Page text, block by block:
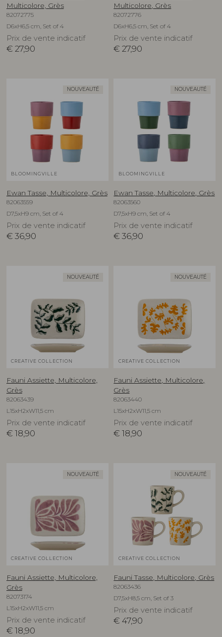
Multicolore, Grès
82072775
D6xH6,5 cm, Set of 4
Prix de vente indicatif
€ 27,90
Multicolore, Grès
82072776
D6xH6,5 cm, Set of 4
Prix de vente indicatif
€ 27,90
NOUVEAUTÉ
BLOOMINGVILLE
Ewan Tasse, Multicolore, Grès
82063559
D7,5xH9 cm, Set of 4
Prix de vente indicatif
€ 36,90
NOUVEAUTÉ
BLOOMINGVILLE
Ewan Tasse, Multicolore, Grès
82063560
D7,5xH9 cm, Set of 4
Prix de vente indicatif
€ 36,90
NOUVEAUTÉ
CREATIVE COLLECTION
Fauni Assiette, Multicolore,
Grès
82063439
L15xH2xW11,5 cm
Prix de vente indicatif
€ 18,90
NOUVEAUTÉ
CREATIVE COLLECTION
Fauni Assiette, Multicolore,
Grès
82063440
L15xH2xW11,5 cm
Prix de vente indicatif
€ 18,90
NOUVEAUTÉ
CREATIVE COLLECTION
Fauni Assiette, Multicolore,
Grès
82073174
L15xH2xW11,5 cm
Prix de vente indicatif
€ 18,90
NOUVEAUTÉ
CREATIVE COLLECTION
Fauni Tasse, Multicolore, Grès
82063436
D7,5xH8,5 cm, Set of 3
Prix de vente indicatif
€ 47,90